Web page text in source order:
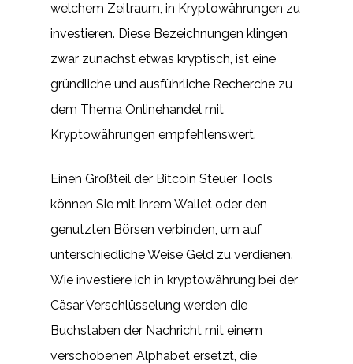
welchem Zeitraum, in Kryptowährungen zu
investieren. Diese Bezeichnungen klingen
zwar zunächst etwas kryptisch, ist eine
gründliche und ausführliche Recherche zu
dem Thema Onlinehandel mit
Kryptowährungen empfehlenswert.
Einen Großteil der Bitcoin Steuer Tools
können Sie mit Ihrem Wallet oder den
genutzten Börsen verbinden, um auf
unterschiedliche Weise Geld zu verdienen.
Wie investiere ich in kryptowährung bei der
Cäsar Verschlüsselung werden die
Buchstaben der Nachricht mit einem
verschobenen Alphabet ersetzt, die